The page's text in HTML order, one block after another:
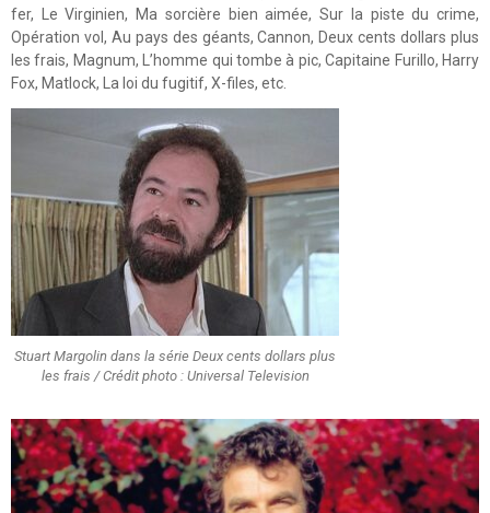
fer, Le Virginien, Ma sorcière bien aimée, Sur la piste du crime,
Opération vol, Au pays des géants, Cannon, Deux cents dollars plus
les frais, Magnum, L’homme qui tombe à pic, Capitaine Furillo, Harry
Fox, Matlock, La loi du fugitif, X-files, etc.
Stuart Margolin dans la série Deux cents dollars plus
les frais / Crédit photo : Universal Television